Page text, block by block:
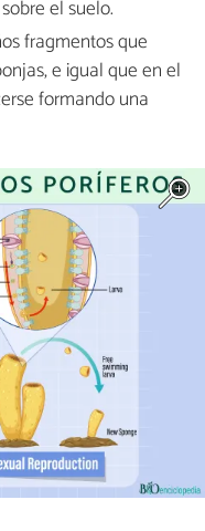
el suelo.
fragmentos que
e igual que en el
formando una